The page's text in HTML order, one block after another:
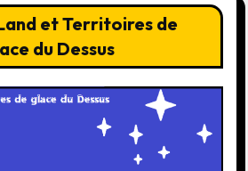
et Territoires de
du Dessus